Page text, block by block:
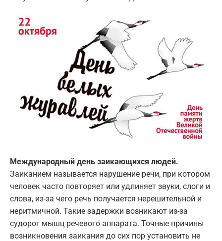
Международный день заикающихся людей.
Заиканием называется нарушение речи, при котором
человек часто повторяет или удлиняет звуки, слоги и
слова, из-за чего речь получается нерешительной и
неритмичной. Такие задержки возникают из-за
судорог мышц речевого аппарата. Точные причины
возникновения заикания до сих пор установить не